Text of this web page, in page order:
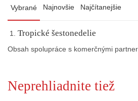
Vybrané Najnovšie Najčítanejšie
Tropické šestonedelie
Obsah spolupráce s komerčnými
Neprehliadnite tiež